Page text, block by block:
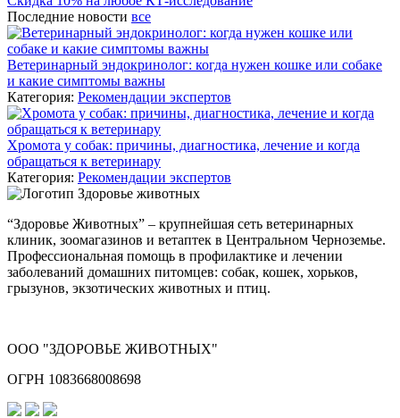
Последние новости все
Ветеринарный эндокринолог: когда нужен кошке или собаке
и какие симптомы важны
Категория: Рекомендации экспертов
Хромота у собак: причины, диагностика, лечение и когда
обращаться к ветеринару
Категория: Рекомендации экспертов
“Здоровье Животных” – крупнейшая сеть ветеринарных
клиник, зоомагазинов и ветаптек в Центральном Черноземье.
Профессиональная помощь в профилактике и лечении
заболеваний домашних питомцев: собак, кошек, хорьков,
грызунов, экзотических животных и птиц.
ООО "ЗДОРОВЬЕ ЖИВОТНЫХ"
ОГРН 1083668008698